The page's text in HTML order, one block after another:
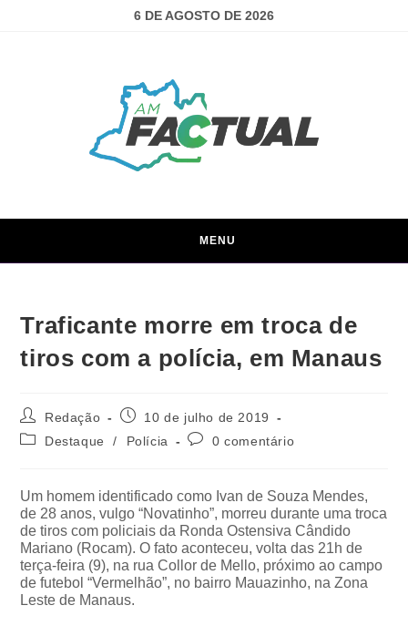
6 DE AGOSTO DE 2026
MENU
Traficante morre em troca de
tiros com a polícia, em Manaus
Redação
10 de julho de 2019
Destaque
/ Polícia 0 comentário
Um homem identificado como Ivan de Souza Mendes,
de 28 anos, vulgo “Novatinho”, morreu durante uma troca
de tiros com policiais da Ronda Ostensiva Cândido
Mariano (Rocam). O fato aconteceu, volta das 21h de
terça-feira (9), na rua Collor de Mello, próximo ao campo
de futebol “Vermelhão”, no bairro Mauazinho, na Zona
Leste de Manaus.